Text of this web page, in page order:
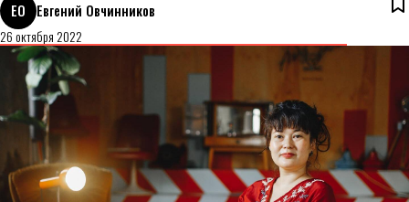
ЕО
Евгений Овчинников
26 октября 2022